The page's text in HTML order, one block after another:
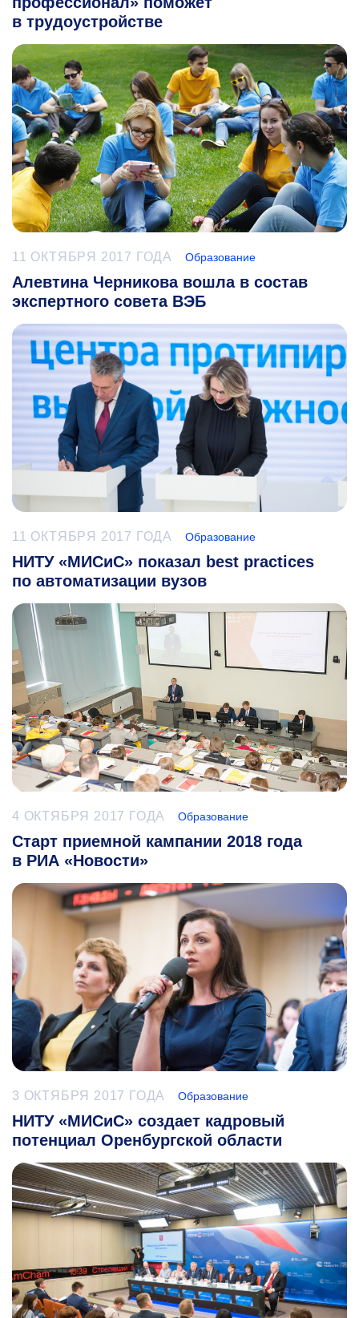
в трудоустройстве
11 ОКТЯБРЯ 2017 ГОДА Образование
Алевтина Черникова вошла в состав
экспертного совета ВЭБ
11 ОКТЯБРЯ 2017 ГОДА Образование
НИТУ «МИСиС» показал best practices
по автоматизации вузов
4 ОКТЯБРЯ 2017 ГОДА Образование
Старт приемной кампании 2018 года
в РИА «Новости»
3 ОКТЯБРЯ 2017 ГОДА Образование
НИТУ «МИСиС» создает кадровый
потенциал Оренбургской области